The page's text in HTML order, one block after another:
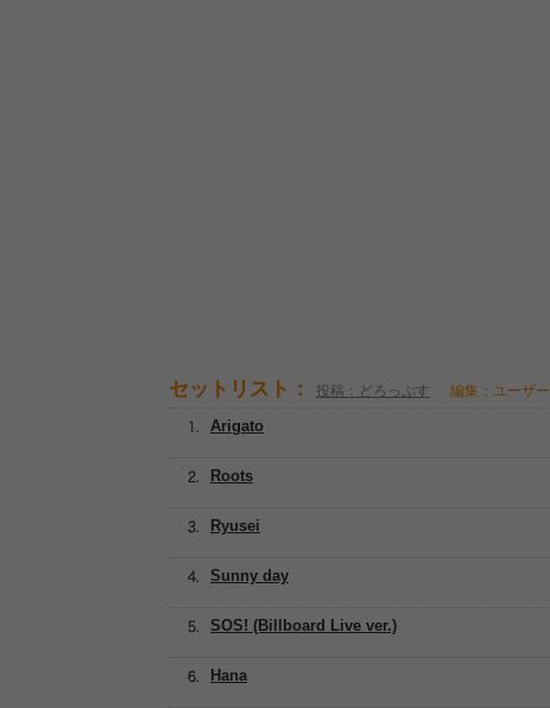
セットリスト： 投稿：どろっぷす 編集：ユーザー
Hana
Roots
SOS! (Billboard Live ver.)
Sunny day
Arigato
Ryusei